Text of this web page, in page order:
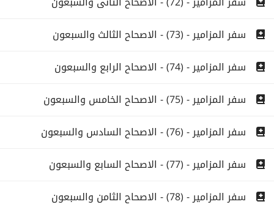
سفر المزامير - (73) - الاصحاح الثالث والسبعون
سفر المزامير - (74) - الاصحاح الرابع والسبعون
سفر المزامير - (75) - الاصحاح الخامس والسبعون
سفر المزامير - (76) - الاصحاح السادس والسبعون
سفر المزامير - (77) - الاصحاح السابع والسبعون
سفر المزامير - (78) - الاصحاح الثامن والسبعون